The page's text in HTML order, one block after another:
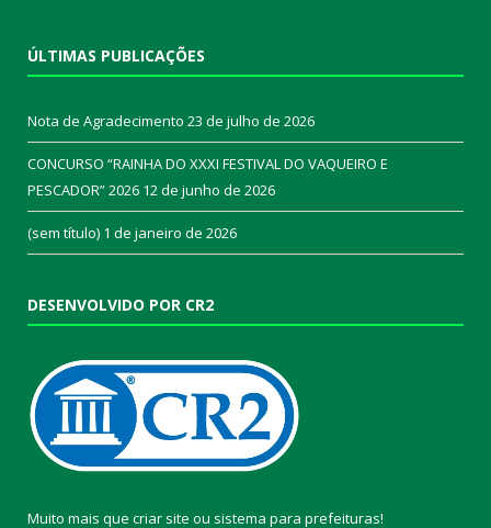
ÚLTIMAS PUBLICAÇÕES
Nota de Agradecimento 23 de julho de 2026
CONCURSO “RAINHA DO XXXI FESTIVAL DO VAQUEIRO E
PESCADOR” 2026 12 de junho de 2026
(sem título) 1 de janeiro de 2026
DESENVOLVIDO POR CR2
Muito mais que criar site ou sistema para prefeituras!